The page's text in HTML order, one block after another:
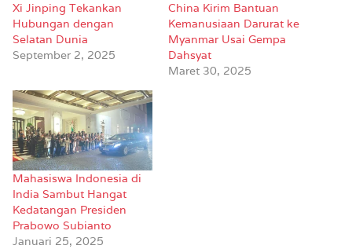
Xi Jinping Tekankan
Hubungan dengan
Selatan Dunia
September 2, 2025
China Kirim Bantuan
Kemanusiaan Darurat ke
Myanmar Usai Gempa
Dahsyat
Maret 30, 2025
Mahasiswa Indonesia di
India Sambut Hangat
Kedatangan Presiden
Prabowo Subianto
Januari 25, 2025